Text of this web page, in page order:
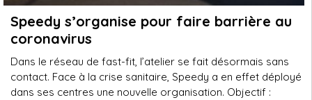
Speedy s’organise pour faire barrière au
coronavirus
Dans le réseau de fast-fit, l’atelier se fait désormais sans
contact. Face à la crise sanitaire, Speedy a en effet déployé
dans ses centres une nouvelle organisation. Objectif :